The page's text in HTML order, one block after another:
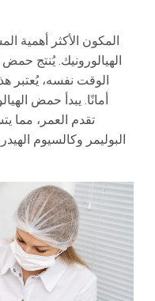
المكون الأكثر أهمية
الهيالورونيك. يُنتج
الوقت نفسه، يُعتبر
أمانًا. يبدأ حمض
تقدم العمر، مما
البوليمر وكالسيوم